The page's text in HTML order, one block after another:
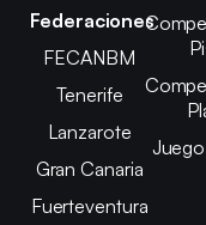
Federaciones
FECANBM
Tenerife
Lanzarote
Gran Canaria
Fuerteventura